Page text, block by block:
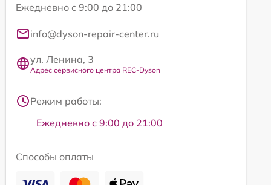
Ежедневно с 9:00 до 21:00
info@dyson-repair-center.ru
ул. Ленина, 3
Адрес сервисного центра REC-Dyson
Режим работы:
Ежедневно с 9:00 до 21:00
Способы оплаты